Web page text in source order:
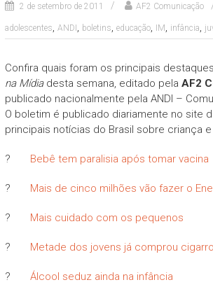
2 de setembro de 2011 AF2 Comunicação
adolescentes, ANDI, boletins, educação, IM, infância,
Confira quais foram os principais
na Mídia desta semana, editado pela AF2
publicado nacionalmente pela ANDI –
O boletim é publicado diariamente no site
principais notícias do Brasil sobre criança
? Bebê tem paralisia após tomar vacina
? Mais de cinco milhões vão fazer o
? Mais cuidado com os pequenos
? Metade dos jovens já comprou cigarro
? Álcool seduz ainda na infância